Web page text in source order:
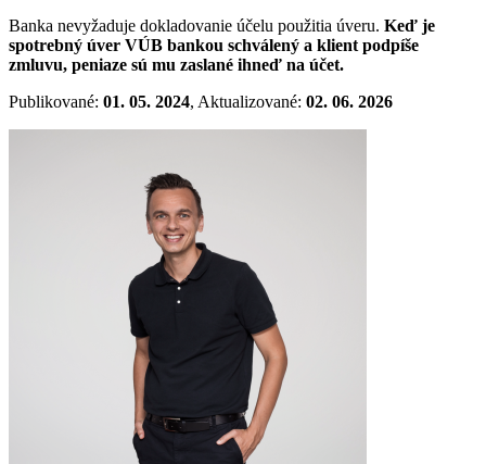
Banka nevyžaduje dokladovanie účelu použitia úveru. Keď je
spotrebný úver VÚB bankou schválený a klient podpíše
zmluvu, peniaze sú mu zaslané ihneď na účet.
Publikované: 01. 05. 2024, Aktualizované: 02. 06. 2026